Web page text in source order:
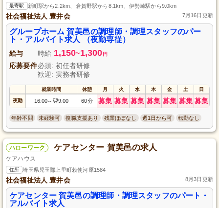
最寄駅 新町駅から2.2km、倉賀野駅から8.1km、伊勢崎駅から9.0km
社会福祉法人 豊井会 7月16日更新
グループホーム 賀美邑の調理師・調理スタッフのパー
ト・アルバイト求人 （夜勤専従）
給与 時給 1,150~1,300 円
応募要件必須: 初任者研修
歓迎: 実務者研修
就業時間 休憩 月 火 水 木 金 土 日
夜勤 16:00～ 翌9:00 60分 募集 募集 募集 募集 募集 募集 募集
年齢不問 未経験可 復職支援あり 残業ほぼなし 週1日から可 転勤なし
ハローワーク ケアセンター 賀美邑の求人
ケアハウス
住所 埼玉県児玉郡上里町勅使河原1584
社会福祉法人 豊井会 8月3日更新
ケアセンター 賀美邑の調理師・調理スタッフのパート・
アルバイト求人